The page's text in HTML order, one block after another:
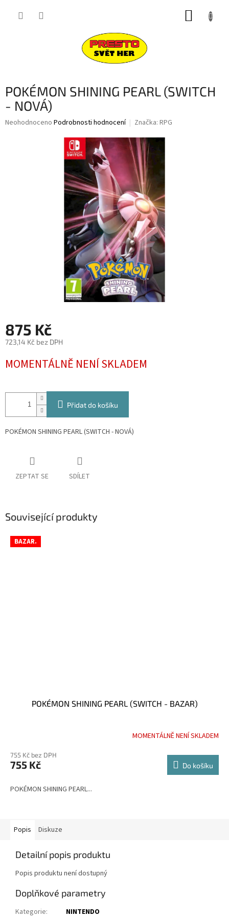
POKÉMON SHINING PEARL (SWITCH
- NOVÁ)
Průměrné
Neohodnoceno Podrobnosti hodnocení Značka: RPG
875 Kč
723,14 Kč bez DPH
cena:
MOMENTÁLNĚ NENÍ SKLADEM
Přidat do košíku
POKÉMON SHINING PEARL (SWITCH - NOVÁ)
ZEPTAT SE SDÍLET
Související produkty
BAZAR.
POKÉMON SHINING PEARL (SWITCH - BAZAR)
MOMENTÁLNĚ NENÍ SKLADEM
755 Kč bez DPH
755 Kč Do košíku
POKÉMON SHINING PEARL...
Popis Diskuze
Detailní popis produktu
Popis produktu není dostupný
Doplňkové parametry
Kategorie: NINTENDO